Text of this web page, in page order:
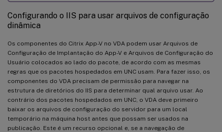
Configurando o IIS para usar arquivos de configuração
dinâmica
Os componentes do Citrix App-V no VDA podem usar Arquivos de
Configuração de Implantação do App-V e Arquivos de Configuração do
Usuário colocados ao lado do pacote, de acordo com as mesmas
regras que os pacotes hospedados em UNC usam. Para fazer isso, os
componentes do VDA precisam de permissão para navegar na
estrutura de diretórios do IIS para determinar qual arquivo usar. Ao
contrário dos pacotes hospedados em UNC, o VDA deve primeiro
baixar os arquivos de configuração do servidor para um local
temporário na máquina host antes que possam ser usados na
publicação. Este é um recurso opcional e, se a navegação de